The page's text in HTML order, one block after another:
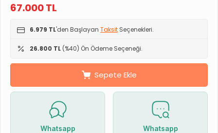
67.000TL
6.979 TL'den Başlayan Taksit Seçenekleri.
26.800 TL (%40) Ön Ödeme Seçeneği.
Sepete Ekle
Whatsapp
Whatsapp